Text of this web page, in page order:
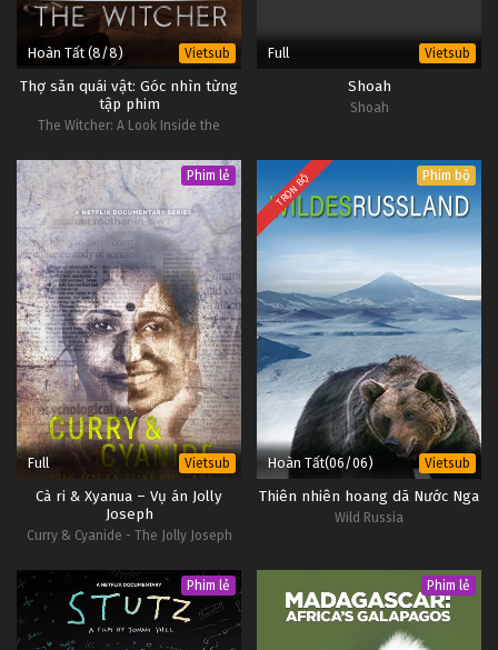
Hoàn Tất (8/8) Vietsub
Thợ săn quái vật: Góc nhìn từng
tập phim
The Witcher: A Look Inside the
Full Vietsub
Shoah
Shoah
Phim lẻ
Full Vietsub
Cà ri & Xyanua – Vụ án Jolly
Joseph
Curry & Cyanide - The Jolly Joseph
TRỌN BỘ Phim bộ
Hoàn Tất(06/06) Vietsub
Thiên nhiên hoang dã Nước Nga
Wild Russia
Phim lẻ Phim lẻ